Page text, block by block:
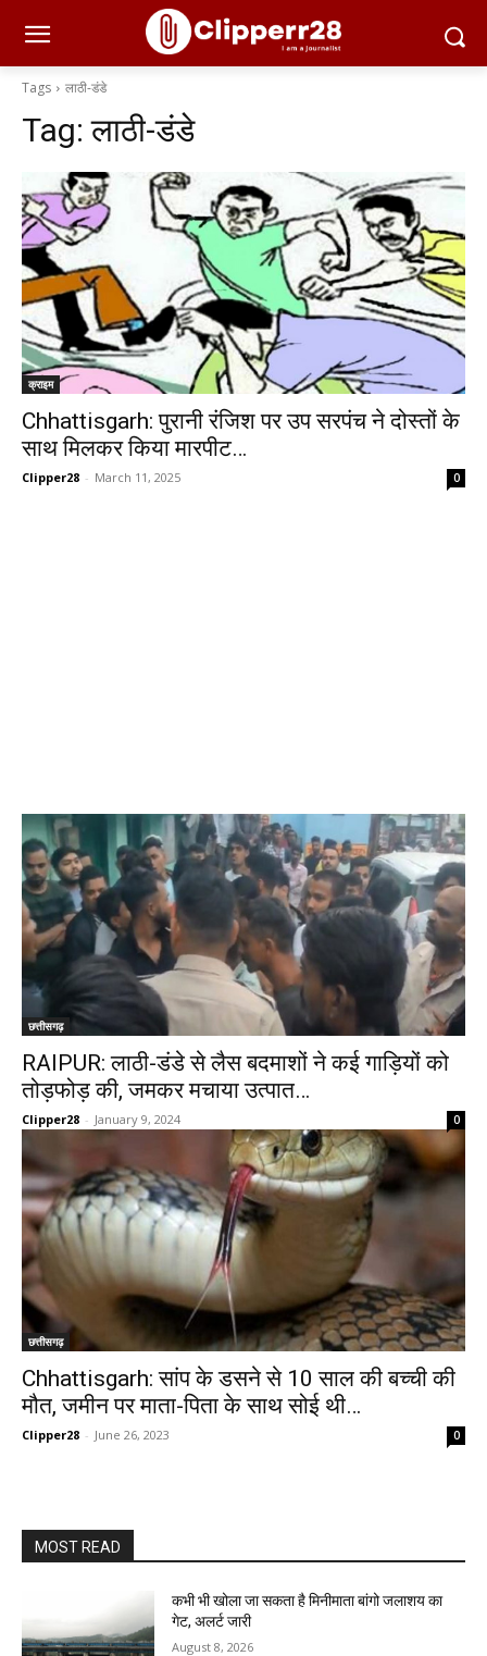
Tags लाठी-डंडे
Tag:लाठी-डंडे
क्राइम
Chhattisgarh: पुरानी रंजिश पर उप सरपंच ने दोस्तों के
साथ मिलकर किया मारपीट…
Clipper28 - March 11, 2025 0
छत्तीसगढ़
RAIPUR: लाठी-डंडे से लैस बदमाशों ने कई गाड़ियों को
तोड़फोड़ की, जमकर मचाया उत्पात…
Clipper28 - January 9, 2024 0
छत्तीसगढ़
Chhattisgarh: सांप के डसने से 10 साल की बच्ची की
मौत, जमीन पर माता-पिता के साथ सोई थी…
Clipper28 - June 26, 2023 0
MOST READ
कभी भी खोला जा सकता है मिनीमाता बांगो जलाशय का
गेट, अलर्ट जारी
August 8, 2026